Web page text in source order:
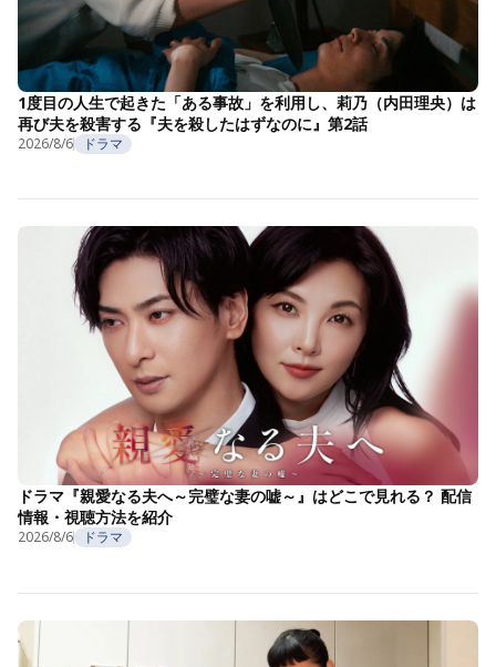
1度目の人生で起きた「ある事故」を利用し、莉乃（内田理央）は
再び夫を殺害する『夫を殺したはずなのに』第2話
2026/8/6 ドラマ
ドラマ『親愛なる夫へ～完璧な妻の嘘～』はどこで見れる？ 配信
情報・視聴方法を紹介
2026/8/6 ドラマ